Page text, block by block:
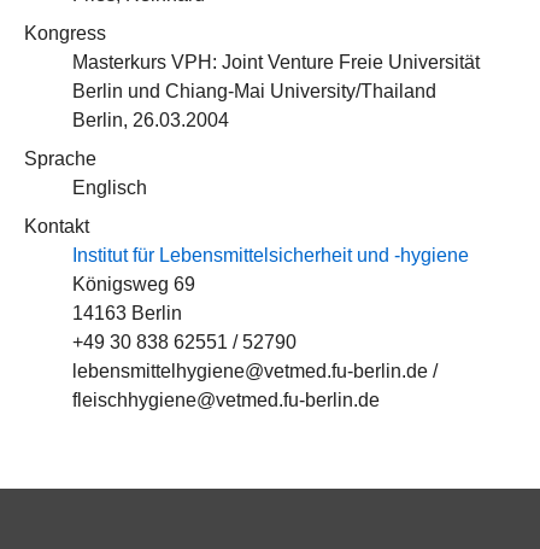
Kongress
Masterkurs VPH: Joint Venture Freie Universität
Berlin und Chiang-Mai University/Thailand
Berlin, 26.03.2004
Sprache
Englisch
Kontakt
Institut für Lebensmittelsicherheit und -hygiene
Königsweg 69
14163 Berlin
+49 30 838 62551 / 52790
lebensmittelhygiene@vetmed.fu-berlin.de /
fleischhygiene@vetmed.fu-berlin.de